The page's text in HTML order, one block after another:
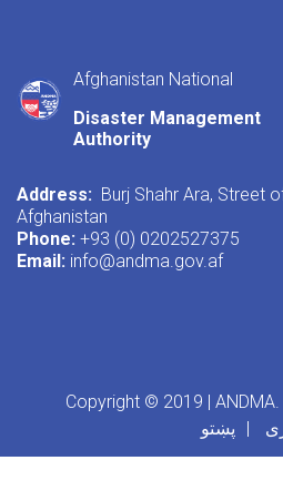
Afghanistan National
Disaster Management
Authority
Address: Burj Shahr Ara, Street
Afghanistan
Phone: +93 (0) 0202527375
Email: info@andma.gov.af
Copyright © 2019 |
پښتو